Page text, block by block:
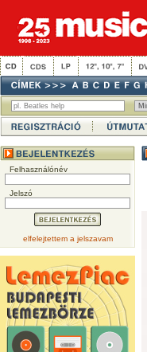
Felhasználónév
Jelszó
elfelejtettem a jelszavam